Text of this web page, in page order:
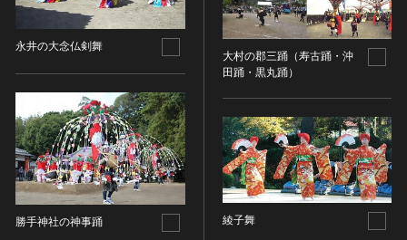
永井の大念仏剣舞
勝手神社の神事踊
大村の郡三踊（寿古踊・沖
田踊・黒丸踊）
綾子舞
明 [中国]
清 [中国]
その他
歴史資料／書跡・典籍／古文書
絵図・地図
その他
伝統芸能
能楽
文楽
歌舞伎
COPYRIGHT UNDETERMINED - JP ORPHAN
WORK（著作権未決定-裁定制度利用著作物）